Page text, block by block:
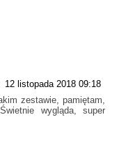
12 listopada 2018 09:18
zestawie, pamiętam,
wygląda, super